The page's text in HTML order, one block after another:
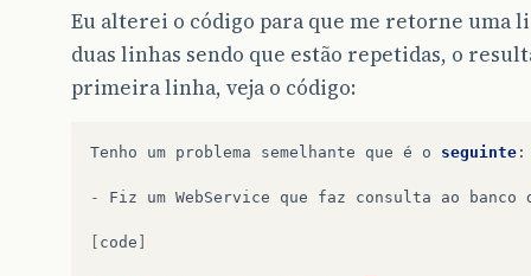
if (! rs . next ()) //Não há
throw new RuntimeException(erro
//Fecha o statement, o resultset
Eu alterei o código para que me retorne uma
duas linhas sendo que estão repetidas, o
primeira linha, veja o código:
Tenho um problema semelhante que é o seguinte :
- Fiz um WebService que faz consulta ao banco
[ code ]